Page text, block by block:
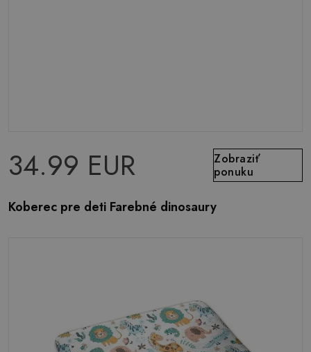
34.99 EUR
Zobraziť
ponuku
Koberec pre deti Farebné dinosaury